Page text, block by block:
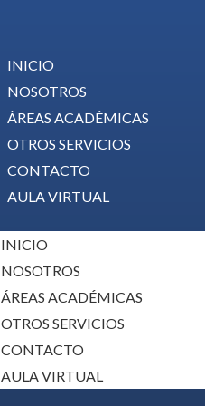
INICIO
NOSOTROS
ÁREAS ACADÉMICAS
OTROS SERVICIOS
CONTACTO
AULA VIRTUAL
INICIO
NOSOTROS
ÁREAS ACADÉMICAS
OTROS SERVICIOS
CONTACTO
AULA VIRTUAL